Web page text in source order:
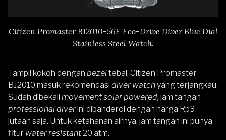
Citizen Promaster BJ2010-56E Eco-Drive Diver Blue Dial
Stainless Steel Watch.
Tampil kokoh dengan bezeltebal, Citizen Promaster
BJ2010 masuk rekomendasi diver watchyang terjangkau.
Sudah dibekali movement solar powered, jam tangan
professional diverini dibanderol dengan harga Rp3
jutaan saja. Untuk ketahanan airnya, jam tangan ini punya
fitur water resistant20 atm.